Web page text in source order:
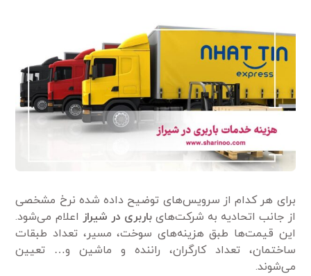
برای هر کدام از سرویس‌های توضیح داده شده نرخ مشخصی
از جانب اتحادیه به شرکت‌هایباربری در شیراز اعلام می‌شود.
این قیمت‌ها طبق هزینه‌های سوخت، مسیر، تعداد طبقات
ساختمان، تعداد کارگران، راننده و ماشین و… تعیین
می‌شوند.